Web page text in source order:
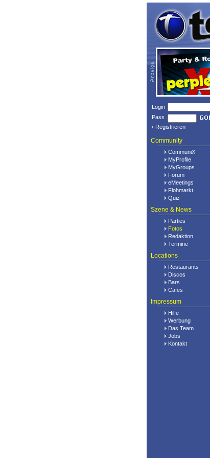
Login
Pass
Registrieren
Community
CommuniX
MyProfile
MyGroups
Forum
eMeetings
Flohmarkt
Quiz
Szene & News
Parties
Fotos
Redaktion
Termine
Locations
Restaurants
Discos
Bars
Cafes
Impressum
Hilfe
Werbung
Das Team
Jobs
Kontakt